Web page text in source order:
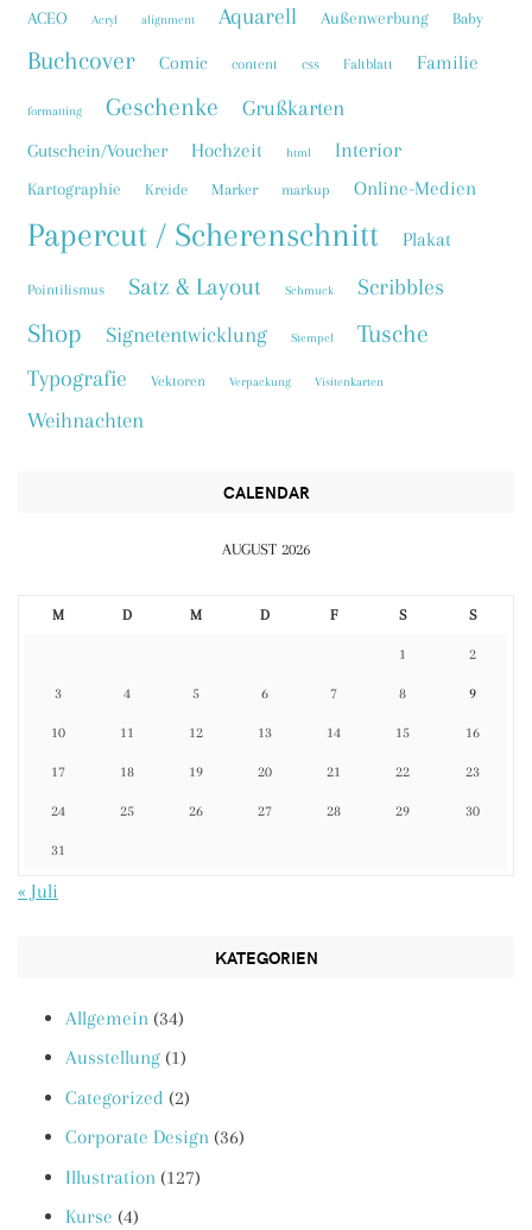
ACEO Acryl alignment Aquarell Außenwerbung Baby
Buchcover Comic content css Faltblatt Familie
formatting Geschenke Grußkarten
Gutschein/Voucher Hochzeit html Interior
Kartographie Kreide Marker markup Online-Medien
Papercut / Scherenschnitt Plakat
Pointilismus Satz & Layout Schmuck Scribbles
Shop Signetentwicklung Stempel Tusche
Typografie Vektoren Verpackung Visitenkarten
Weihnachten
CALENDAR
AUGUST 2026
M D M D F S S
1 2
3 4 5 6 7 8 9
10 11 12 13 14 15 16
17 18 19 20 21 22 23
24 25 26 27 28 29 30
31
« Juli
KATEGORIEN
Allgemein (34)
Ausstellung (1)
Categorized (2)
Corporate Design (36)
Illustration (127)
Kurse (4)